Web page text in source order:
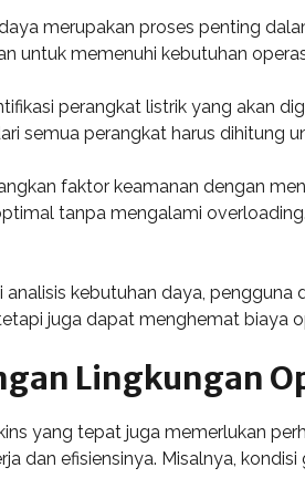
merupakan proses penting
untuk memenuhi kebutuhan
perangkat listrik yang akan
semua perangkat harus dihitung
faktor keamanan dengan
tanpa mengalami
kebutuhan daya,
juga dapat menghemat biaya
Lingkungan
yang tepat juga memerlukan
dan efisiensinya. Misalnya,